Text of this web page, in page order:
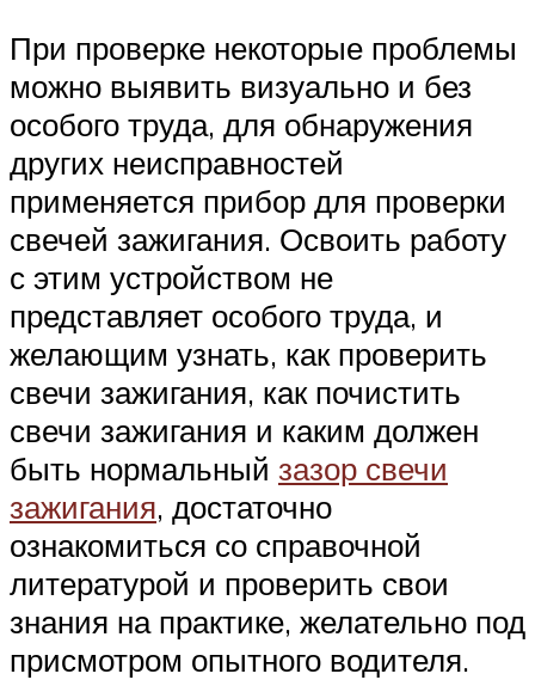
При проверке некоторые проблемы
можно выявить визуально и без
особого труда, для обнаружения
других неисправностей
применяется прибор для проверки
свечей зажигания. Освоить работу
с этим устройством не
представляет особого труда, и
желающим узнать, как проверить
свечи зажигания, как почистить
свечи зажигания и каким должен
быть нормальный зазор свечи
зажигания, достаточно
ознакомиться со справочной
литературой и проверить свои
знания на практике, желательно под
присмотром опытного водителя.